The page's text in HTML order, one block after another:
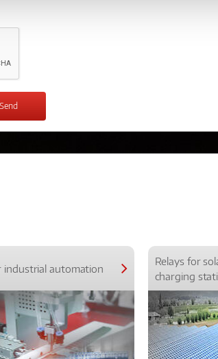
industrial automation
Relays for
charging